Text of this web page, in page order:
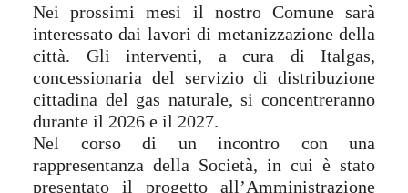
Nei prossimi mesi il nostro Comune sarà
interessato dai lavori di metanizzazione della
città. Gli interventi, a cura di Italgas,
concessionaria del servizio di distribuzione
cittadina del gas naturale, si concentreranno
durante il 2026 e il 2027.
Nel corso di un incontro con una
rappresentanza della Società, in cui è stato
presentato il progetto all’Amministrazione